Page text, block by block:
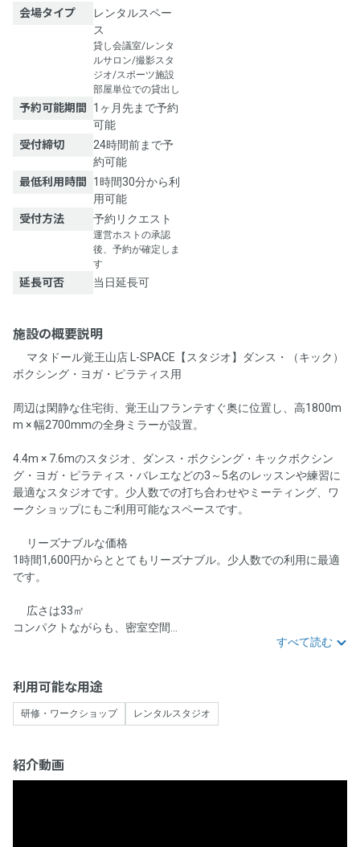
会場タイプ
レンタルスペー
ス
貸し会議室/レンタ
ルサロン/撮影スタ
ジオ/スポーツ施設
部屋単位での貸出し
予約可能期間
1ヶ月先まで予約
可能
受付締切
24時間前まで予
約可能
最低利用時間
1時間30分から利
用可能
受付方法
予約リクエスト
運営ホストの承認
後、予約が確定しま
す
延長可否 当日延長可
施設の概要説明
🎉マタドール覚王山店 L-SPACE【スタジオ】ダンス・（キック）
ボクシング・ヨガ・ピラティス用🎉
周辺は閑静な住宅街、覚王山フランテすぐ奥に位置し、高1800m
m × 幅2700mmの全身ミラーが設置。
4.4m × 7.6mのスタジオ、ダンス・ボクシング・キックボクシン
グ・ヨガ・ピラティス・バレエなどの3～5名のレッスンや練習に
最適なスタジオです。少人数での打ち合わせやミーティング、ワ
ークショップにもご利用可能なスペースです。
💰リーズナブルな価格💰
1時間1,600円からととてもリーズナブル。少人数での利用に最適
です。
📏広さは33㎡📏
コンパクトながらも、密室空間...
すべて読む
利用可能な用途
研修・ワークショップ レンタルスタジオ
紹介動画